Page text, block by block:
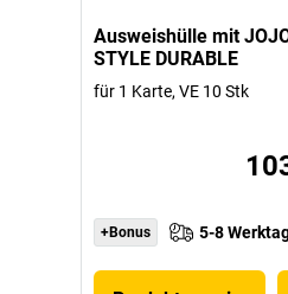
Ausweishülle mit
STYLE DURABLE
für 1 Karte, VE 10 Stk
+Bonus 5-8